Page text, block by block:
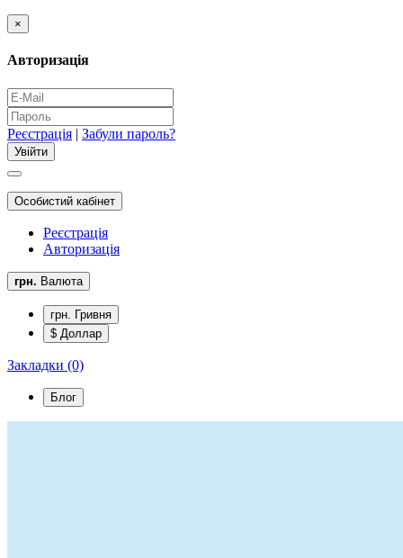
×
Авторизація
Реєстрація | Забули пароль?
Особистий кабінет
Реєстрація
Авторизація
грн. Валюта
грн. Гривня
$ Доллар
Закладки (0)
Блог